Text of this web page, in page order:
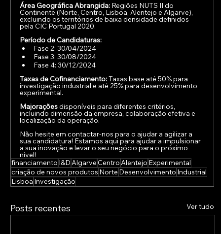
Área Geográfica Abrangida: Regiões NUTS II do
Continente (Norte, Centro, Lisboa, Alentejo e Algarve),
excluindo os territórios de baixa densidade definidos
pela CIC Portugal 2020.
Período de Candidaturas:
Fase 2: 30/04/2024
Fase 3: 30/08/2024
Fase 4: 30/12/2024
Taxas de Cofinanciamento: Taxas base até 50% para
investigação industrial e até 25% para desenvolvimento
experimental.
Majorações disponíveis para diferentes critérios,
incluindo dimensão da empresa, colaboração efetiva e
localização da operação.
Não hesite em contactar-nos para o ajudar a agilizar a
sua candidatura! Estamos aqui para ajudar a impulsionar
a sua inovação e levar o seu negócio para o próximo
nível!
financiamento I&DAlgarveCentroAlentejo Experimental
criação de novos produtos Norte Desenvolvimento Industrial
Lisboa Investigação
Posts recentes Ver tudo